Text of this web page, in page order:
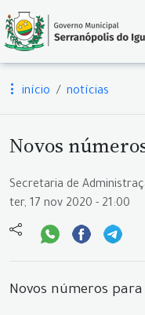
início notícias
Novos
Secretaria de
ter, 17 nov 2020 - 21:00
Novos números